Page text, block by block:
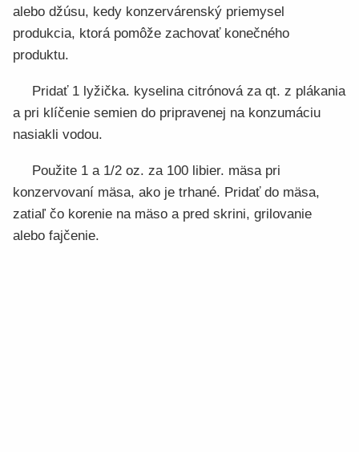
alebo džúsu, kedy konzervárenský priemysel
produkcia, ktorá pomôže zachovať konečného
produktu.
Pridať 1 lyžička. kyselina citrónová za qt. z plákania
a pri klíčenie semien do pripravenej na konzumáciu
nasiakli vodou.
Použite 1 a 1/2 oz. za 100 libier. mäsa pri
konzervovaní mäsa, ako je trhané. Pridať do mäsa,
zatiaľ čo korenie na mäso a pred skrini, grilovanie
alebo fajčenie.